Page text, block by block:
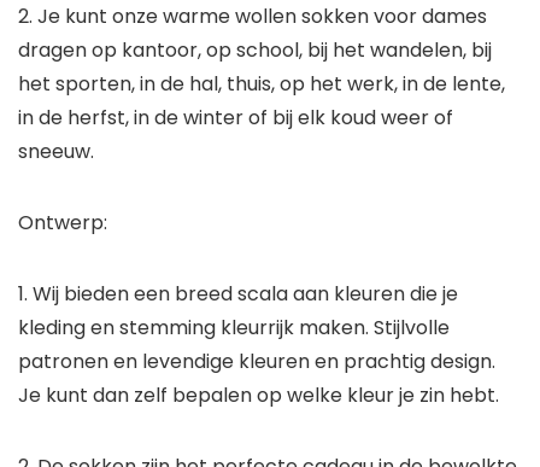
2. Je kunt onze warme wollen sokken voor dames
dragen op kantoor, op school, bij het wandelen, bij
het sporten, in de hal, thuis, op het werk, in de lente,
in de herfst, in de winter of bij elk koud weer of
sneeuw.
Ontwerp:
1. Wij bieden een breed scala aan kleuren die je
kleding en stemming kleurrijk maken. Stijlvolle
patronen en levendige kleuren en prachtig design.
Je kunt dan zelf bepalen op welke kleur je zin hebt.